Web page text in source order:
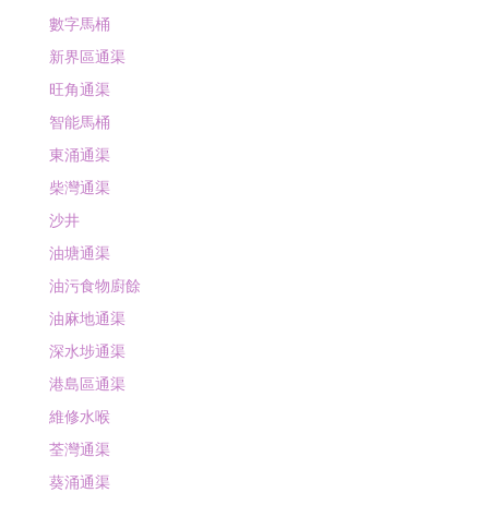
數字馬桶
新界區通渠
旺角通渠
智能馬桶
東涌通渠
柴灣通渠
沙井
油塘通渠
油污食物廚餘
油麻地通渠
深水埗通渠
港島區通渠
維修水喉
荃灣通渠
葵涌通渠